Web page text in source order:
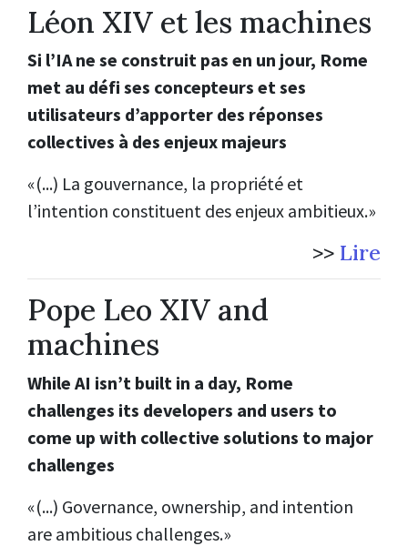
Léon XIV et les machines
Si l’IA ne se construit pas en un jour, Rome
met au défi ses concepteurs et ses
utilisateurs d’apporter des réponses
collectives à des enjeux majeurs
«(...) La gouvernance, la propriété et
l’intention constituent des enjeux ambitieux.»
>> Lire
Pope Leo XIV and
machines
While AI isn’t built in a day, Rome
challenges its developers and users to
come up with collective solutions to major
challenges
«(...) Governance, ownership, and intention
are ambitious challenges.»